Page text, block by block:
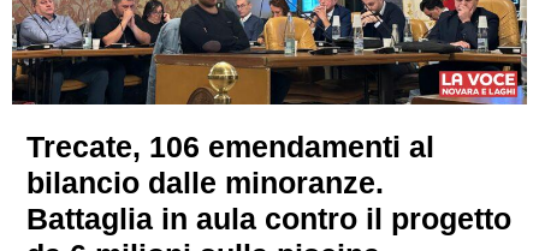
Trecate, 106 emendamenti al
bilancio dalle minoranze.
Battaglia in aula contro il progetto